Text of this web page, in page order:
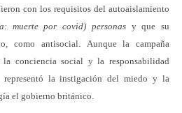
con los requisitos del autoaislamiento
muerte por covid) personasy que su
como antisocial. Aunque la campaña
la conciencia social y la responsabilidad
representó la instigación del miedo y la
el gobierno británico.